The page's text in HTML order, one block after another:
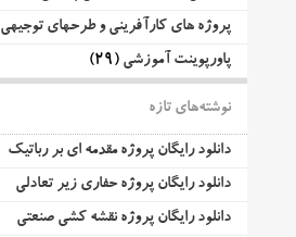
پروژه های کارآفرینی و طرحهای توجیهی
پاورپوینت آموزشی (29)
نوشته‌های تازه
دانلود رایگان پروژه مقدمه ای بر رباتیک
دانلود رایگان پروژه حفاری زیر تعادلی
دانلود رایگان پروژه نقشه کشی صنعتی